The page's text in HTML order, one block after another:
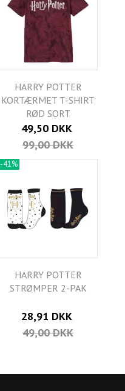
HARRY POTTER
KORTÆRMET T-SHIRT
RØD SORT
49,50 DKK
99,00 DKK
-41%
HARRY POTTER
STRØMPER 2-PAK
28,91 DKK
49,00 DKK